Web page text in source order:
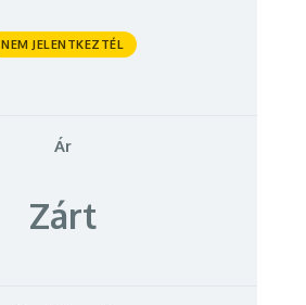
NEM JELENTKEZTÉL
Ár
Zárt